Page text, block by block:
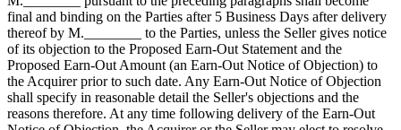
final and binding on the Parties after 5 Business Days after delivery
thereof by M.________ to the Parties, unless the Seller gives notice
of its objection to the Proposed Earn-Out Statement and the
Proposed Earn-Out Amount (an Earn-Out Notice of Objection) to
the Acquirer prior to such date. Any Earn-Out Notice of Objection
shall specify in reasonable detail the Seller's objections and the
reasons therefore. At any time following delivery of the Earn-Out